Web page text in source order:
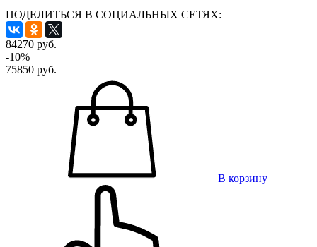
ПОДЕЛИТЬСЯ В СОЦИАЛЬНЫХ СЕТЯХ:
84270 руб.
-10%
75850 руб.
В корзину